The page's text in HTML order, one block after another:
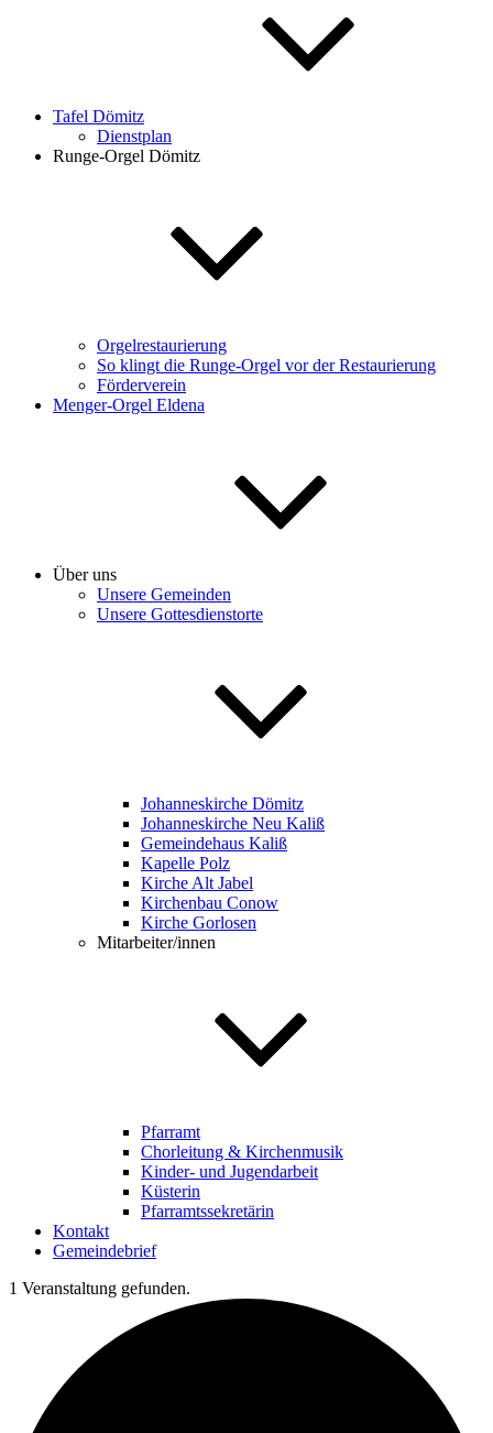
Tafel Dömitz
Dienstplan
Runge-Orgel Dömitz
Orgelrestaurierung
So klingt die Runge-Orgel vor der Restaurierung
Förderverein
Menger-Orgel Eldena
Über uns
Unsere Gemeinden
Unsere Gottesdienstorte
Johanneskirche Dömitz
Johanneskirche Neu Kaliß
Gemeindehaus Kaliß
Kapelle Polz
Kirche Alt Jabel
Kirchenbau Conow
Kirche Gorlosen
Mitarbeiter/innen
Pfarramt
Chorleitung & Kirchenmusik
Kinder- und Jugendarbeit
Küsterin
Pfarramtssekretärin
Kontakt
Gemeindebrief
1 Veranstaltung gefunden.